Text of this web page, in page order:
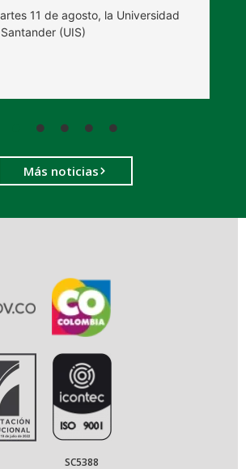
11 de agosto, la Universidad
(UIS)
Más noticias